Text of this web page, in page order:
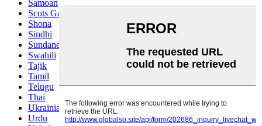
Samoan
Scots Gaelic
Shona
Sindhi
Sundanese
Swahili
Tajik
Tamil
Telugu
Thai
Ukrainian
Urdu